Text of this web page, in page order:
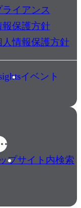
ライアンス
報保護方針
人情報保護方針
イベント
プサイト内検索